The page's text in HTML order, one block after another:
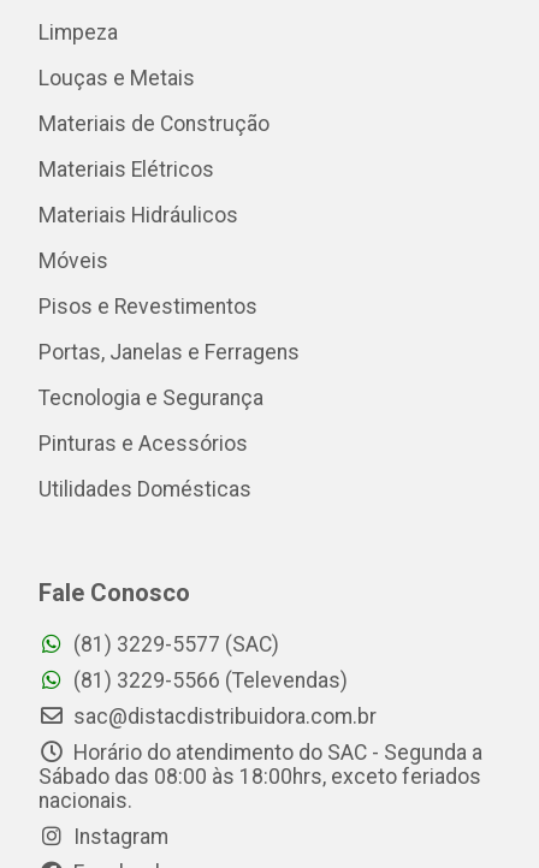
Limpeza
Louças e Metais
Materiais de Construção
Materiais Elétricos
Materiais Hidráulicos
Móveis
Pisos e Revestimentos
Portas, Janelas e Ferragens
Tecnologia e Segurança
Pinturas e Acessórios
Utilidades Domésticas
Fale Conosco
(81) 3229-5577 (SAC)
(81) 3229-5566 (Televendas)
sac@distacdistribuidora.com.br
Horário do atendimento do SAC - Segunda a
Sábado das 08:00 às 18:00hrs, exceto feriados
nacionais.
Instagram